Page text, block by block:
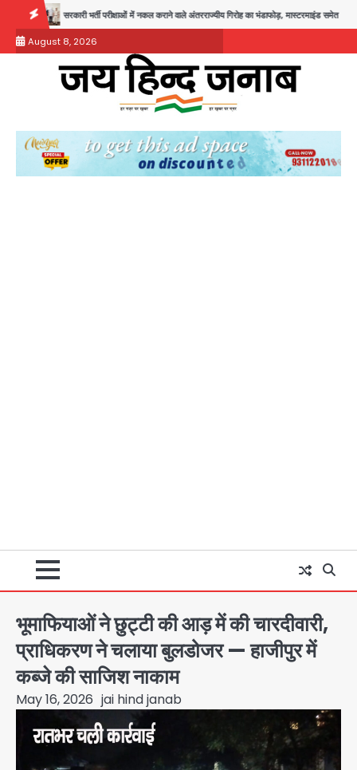
content
परीक्षाओं में नकल कराने वाले अंतरराज्यीय गिरोह का भंडाफोड़, मास्टरमाइंड समेत 7 गिरफ्तार आॅपरेशन
August 8, 2026
भूमाफियाओं ने छुट्टी की आड़ में की चारदीवारी,
प्राधिकरण ने चलाया बुलडोजर — हाजीपुर में
कब्जे की साजिश नाकाम
May 16, 2026 jai hind janab